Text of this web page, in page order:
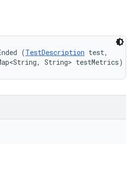
(TestDescription test,
String> testMetrics)